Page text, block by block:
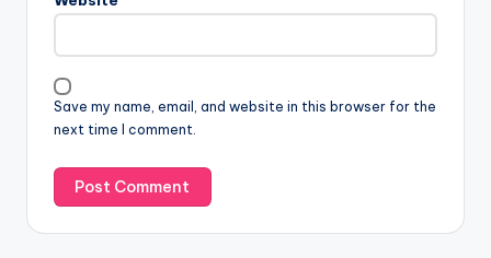
Save my name, email, and website in this browser for the
next time I comment.